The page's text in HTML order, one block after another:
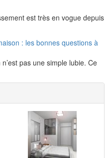
est très en vogue depuis
: les bonnes questions à
pas une simple lubie. Ce